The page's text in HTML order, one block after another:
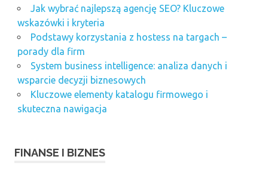
Jak wybrać najlepszą agencję SEO? Kluczowe
wskazówki i kryteria
Podstawy korzystania z hostess na targach –
porady dla firm
System business intelligence: analiza danych i
wsparcie decyzji biznesowych
Kluczowe elementy katalogu firmowego i
skuteczna nawigacja
FINANSE I BIZNES